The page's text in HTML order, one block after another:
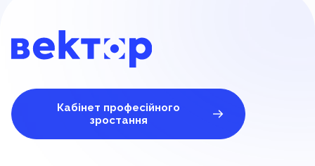
Кабінет професійного
зростання